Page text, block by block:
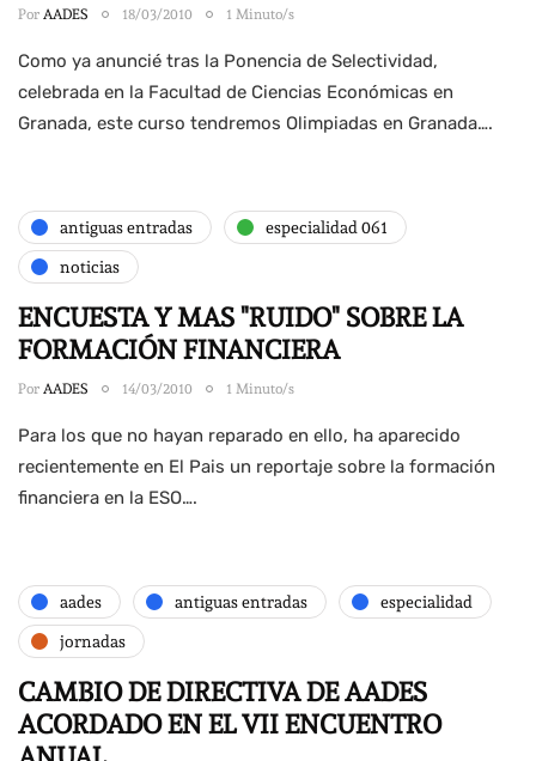
Por AADES 18/03/2010 1 Minuto/s
Como ya anuncié tras la Ponencia de Selectividad,
celebrada en la Facultad de Ciencias Económicas en
Granada, este curso tendremos Olimpiadas en Granada….
antiguas entradas especialidad 061
noticias
ENCUESTA Y MAS "RUIDO" SOBRE LA
FORMACIÓN FINANCIERA
Por AADES 14/03/2010 1 Minuto/s
Para los que no hayan reparado en ello, ha aparecido
recientemente en El Pais un reportaje sobre la formación
financiera en la ESO….
aades antiguas entradas especialidad
jornadas
CAMBIO DE DIRECTIVA DE AADES
ACORDADO EN EL VII ENCUENTRO